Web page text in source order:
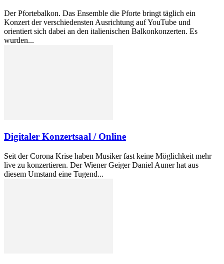
Der Pfortebalkon. Das Ensemble die Pforte bringt täglich ein
Konzert der verschiedensten Ausrichtung auf YouTube und
orientiert sich dabei an den italienischen Balkonkonzerten. Es
wurden...
Digitaler Konzertsaal / Online
Seit der Corona Krise haben Musiker fast keine Möglichkeit mehr
live zu konzertieren. Der Wiener Geiger Daniel Auner hat aus
diesem Umstand eine Tugend...